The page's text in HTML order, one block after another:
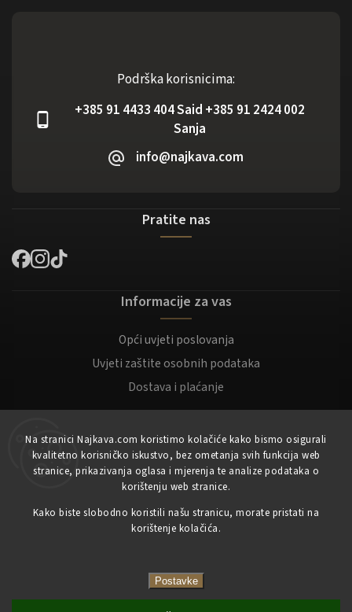
Na stranici Najkava.com koristimo kolačiće kako bismo osigurali
kvalitetno korisničko iskustvo, bez ometanja svih funkcija web
stranice, prikazivanja oglasa i mjerenja te analize podataka o
korištenju web stranice.
Kako biste slobodno koristili našu stranicu, morate pristati na
korištenje kolačića.
Postavke
Podrška korisnicima:
+385 91 4433 404 Said +385 91 2424 002
Sanja
info@najkava.com
Pratite nas
Informacije za vas
Opći uvjeti poslovanja
Uvjeti zaštite osobnih podataka
Dostava i plaćanje
Moj račun
Registracija
Prijaviti se
Copyright 2023NajKava.com